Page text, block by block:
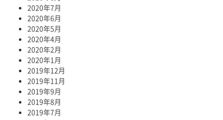
2020年7月
2020年6月
2020年5月
2020年4月
2020年2月
2020年1月
2019年12月
2019年11月
2019年9月
2019年8月
2019年7月